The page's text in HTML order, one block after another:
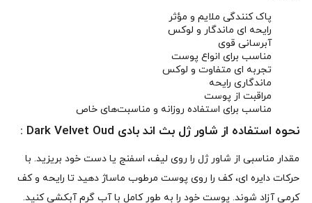
پاک‌ کنندگی ملایم و مؤثر
رایحه‌ ای ماندگار و لوکس
آبرسانی قوی
مناسب برای انواع پوست
تجربه‌ ای متفاوت و لوکس
ماندگاری رایحه
مراقبت از پوست
مناسب برای استفاده روزانه و مناسبت‌های خاص
نحوه استفاده از شاور ژل بث اند بادی Dark Velvet Oud :
مقدار مناسبی از شاور ژل را روی لیف، اسفنج یا دست خود بریزید. با
حرکات دایره‌ ای، کف را روی پوست مرطوب ماساژ دهید تا رایحه و کف
کرمی آزاد شوند. پوست خود را به‌ طور کامل با آب گرم آبکشی کنید.